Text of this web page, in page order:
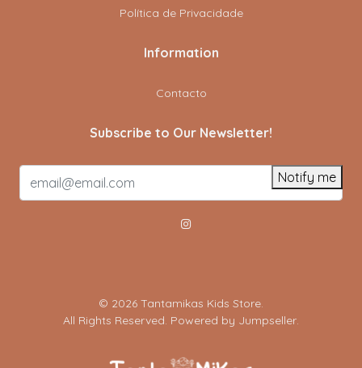
Política de Privacidade
Information
Contacto
Subscribe to Our Newsletter!
Notify me
© 2026 Tantamikas Kids Store.
All Rights Reserved. Powered by Jumpseller.